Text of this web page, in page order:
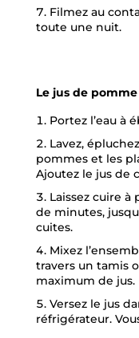
Filmez au
toute une nuit.
Le jus de
Portez l’eau à
Lavez,
pommes et les
Ajoutez le jus de
Laissez cuire
de minutes,
cuites.
Mixez
travers un tamis
maximum de jus.
Versez le jus
réfrigérateur.